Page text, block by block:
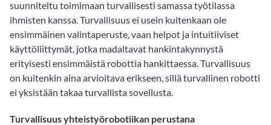
suunniteltu toimimaan turvallisesti samassa työtilassa
ihmisten kanssa. Turvallisuus ei usein kuitenkaan ole
ensimmäinen valintaperuste, vaan helpot ja intuitiiviset
käyttöliittymät, jotka madaltavat hankintakynnystä
erityisesti ensimmäistä robottia hankittaessa. Turvallisuus
on kuitenkin aina arvioitava erikseen, sillä turvallinen robotti
ei yksistään takaa turvallista sovellusta.
Turvallisuus yhteistyörobotiikan perustana